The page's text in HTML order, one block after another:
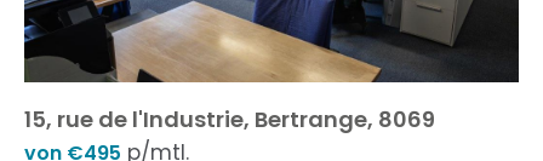
15, rue de l'Industrie, Bertrange, 8069
von €495 p/mtl.